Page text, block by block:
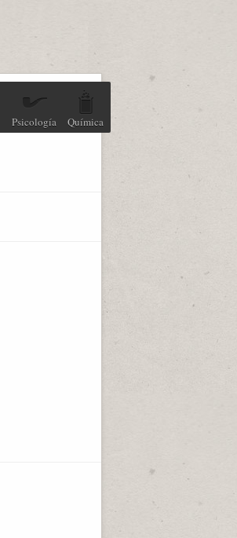
Psicología Química